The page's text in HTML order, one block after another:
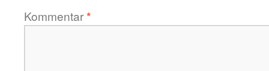
Kommentar*